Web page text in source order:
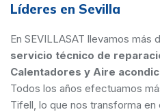
Líderes en Sevilla
En SEVILLASAT llevamos
servicio técnico de
Calentadores y Aire
Todos los años efectuamos
Tifell, lo que nos transforma en